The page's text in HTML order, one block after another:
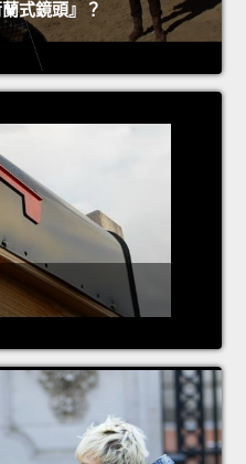
式鏡頭』？